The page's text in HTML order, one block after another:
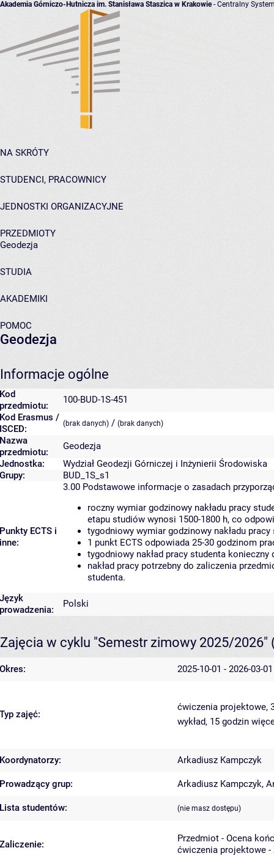
Akademia Górniczo-Hutnicza im. Stanisława Staszica w Krakowie- Centralny
NA SKRÓTY
STUDENCI, PRACOWNICY
JEDNOSTKI ORGANIZACYJNE
PRZEDMIOTY
Geodezja
STUDIA
AKADEMIKI
POMOC
Geodezja
Informacje ogólne
Kod
przedmiotu:
100-BUD-1S-451
Kod Erasmus /
ISCED:
(brak danych) / (brak danych)
Nazwa
przedmiotu:
Geodezja
Jednostka:
Wydział Geodezji Górniczej i Inżynierii Środowiska
Grupy:
BUD_1S_s1
Punkty ECTS i
inne:
3.00 Podstawowe informacje o zasadach
roczny wymiar godzinowy nakładu pracy
etapu studiów wynosi 1500-1800 h, co
tygodniowy wymiar godzinowy nakładu
1 punkt ECTS odpowiada 25-30 godzinom
tygodniowy nakład pracy studenta
nakład pracy potrzebny do zaliczenia
studenta.
Język
prowadzenia:
Polski
Zajęcia w cyklu "Semestr zimowy 2025/2026"
Okres: 2025-10-01 - 2026-03-01
Typ zajęć:
ćwiczenia projektowe,
wykład, 15 godzin
Koordynatorzy: Arkadiusz Kampczyk
Prowadzący grup: Arkadiusz Kampczyk,
Lista studentów: (nie masz dostępu)
Zaliczenie:
Przedmiot - Ocena
ćwiczenia projektowe -